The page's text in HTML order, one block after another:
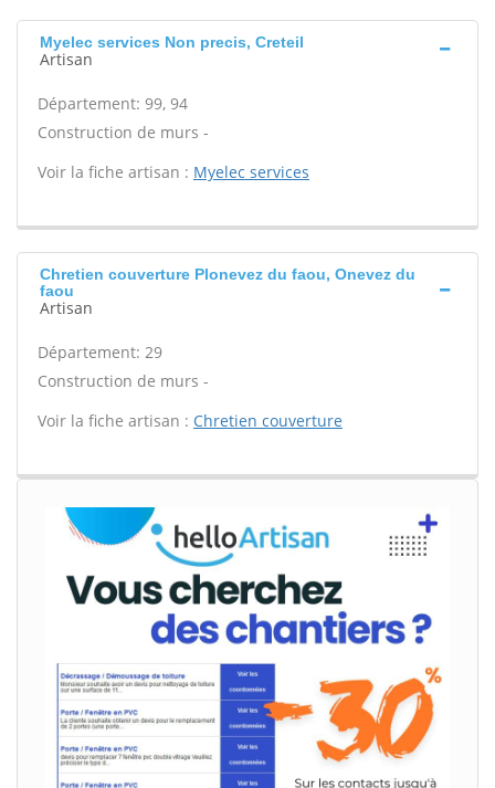
Myelec services Non precis, Creteil
Artisan
Département: 99, 94
Construction de murs -
Voir la fiche artisan : Myelec services
Chretien couverture Plonevez du faou, Onevez du
faou
Artisan
Département: 29
Construction de murs -
Voir la fiche artisan : Chretien couverture